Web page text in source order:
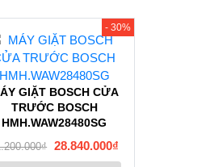
- 30%
GIẶT BOSCH CỬA
TRƯỚC BOSCH
HMH.WAW28480SG
₫ 28.840.000₫